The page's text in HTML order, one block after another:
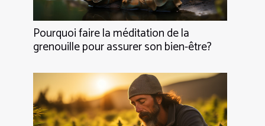
Pourquoi faire la méditation de la
grenouille pour assurer son bien-être?